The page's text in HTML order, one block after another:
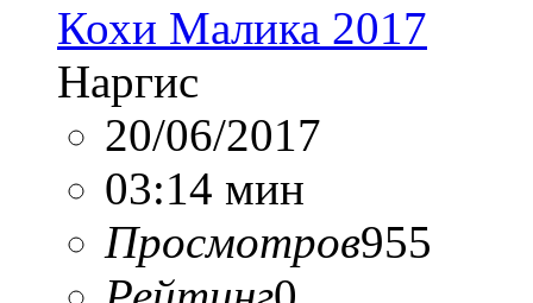
Кохи Малика 2017
Наргис
20/06/2017
03:14 мин
Просмотров955